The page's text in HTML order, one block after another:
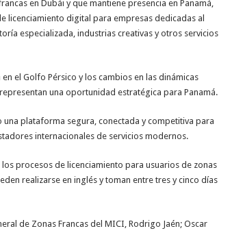
en Dubái y que mantiene presencia en Panamá,
digital para empresas dedicadas al
especializada, industrias creativas y otros servicios
el Golfo Pérsico y los cambios en las dinámicas
una oportunidad estratégica para Panamá.
plataforma segura, conectada y competitiva para
internacionales de servicios modernos.
procesos de licenciamiento para usuarios de zonas
realizarse en inglés y toman entre tres y cinco días
de Zonas Francas del MICI, Rodrigo Jaén; Oscar